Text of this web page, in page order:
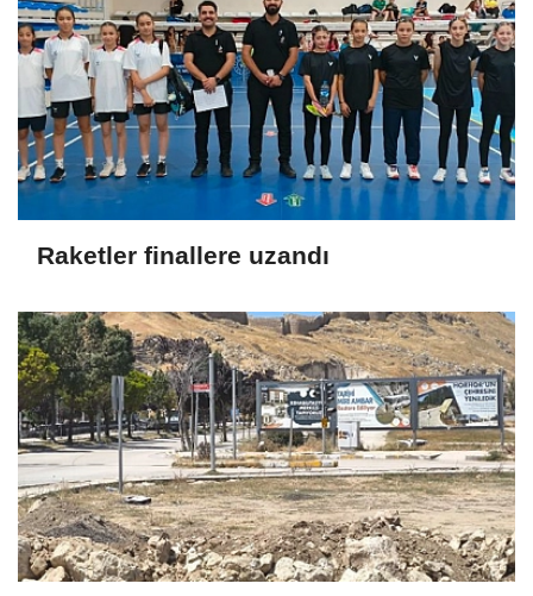
Raketler finallere uzandı